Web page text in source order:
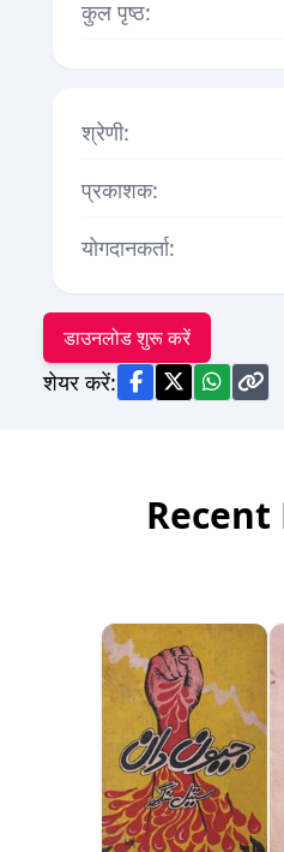
कुल पृष्ठ:
श्रेणी:
प्रकाशक:
योगदानकर्ता:
डाउनलोड शुरू करें
शेयर करें:
Recent